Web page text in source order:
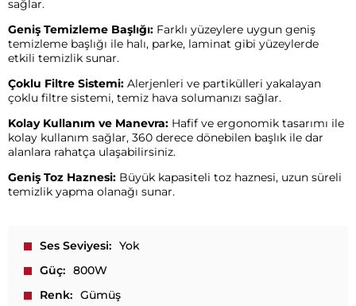
sağlar.
Geniş Temizleme Başlığı: Farklı yüzeylere uygun geniş
temizleme başlığı ile halı, parke, laminat gibi yüzeylerde
etkili temizlik sunar.
Çoklu Filtre Sistemi: Alerjenleri ve partikülleri yakalayan
çoklu filtre sistemi, temiz hava solumanızı sağlar.
Kolay Kullanım ve Manevra: Hafif ve ergonomik tasarımı ile
kolay kullanım sağlar, 360 derece dönebilen başlık ile dar
alanlara rahatça ulaşabilirsiniz.
Geniş Toz Haznesi: Büyük kapasiteli toz haznesi, uzun süreli
temizlik yapma olanağı sunar.
Ses Seviyesi
Yok
Güç
800W
Renk
Gümüş